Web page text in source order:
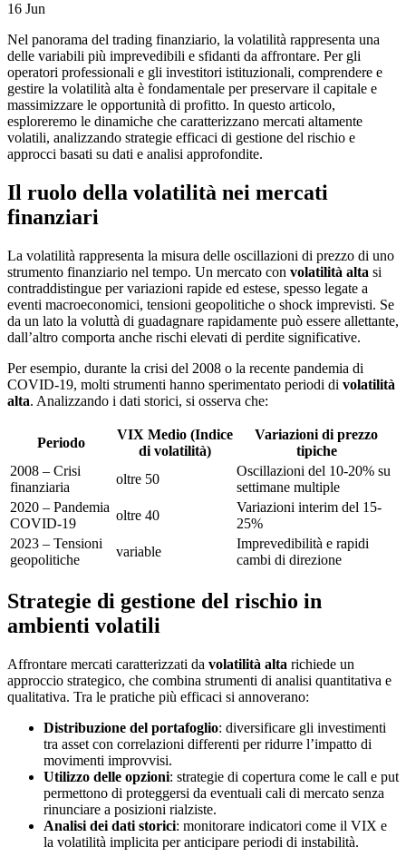
16 Jun
Nel panorama del trading finanziario, la volatilità rappresenta una
delle variabili più imprevedibili e sfidanti da affrontare. Per gli
operatori professionali e gli investitori istituzionali, comprendere e
gestire la volatilità alta è fondamentale per preservare il capitale e
massimizzare le opportunità di profitto. In questo articolo,
esploreremo le dinamiche che caratterizzano mercati altamente
volatili, analizzando strategie efficaci di gestione del rischio e
approcci basati su dati e analisi approfondite.
Il ruolo della volatilità nei mercati
finanziari
La volatilità rappresenta la misura delle oscillazioni di prezzo di uno
strumento finanziario nel tempo. Un mercato con volatilità alta si
contraddistingue per variazioni rapide ed estese, spesso legate a
eventi macroeconomici, tensioni geopolitiche o shock imprevisti. Se
da un lato la voluttà di guadagnare rapidamente può essere allettante,
dall’altro comporta anche rischi elevati di perdite significative.
Per esempio, durante la crisi del 2008 o la recente pandemia di
COVID-19, molti strumenti hanno sperimentato periodi di volatilità
alta. Analizzando i dati storici, si osserva che:
Periodo
VIX Medio (Indice
di volatilità)
Variazioni di prezzo
tipiche
2008 – Crisi
finanziaria
oltre 50
Oscillazioni del 10-20% su
settimane multiple
2020 – Pandemia
COVID-19
oltre 40
Variazioni interim del 15-
25%
2023 – Tensioni
geopolitiche
variable
Imprevedibilità e rapidi
cambi di direzione
Strategie di gestione del rischio in
ambienti volatili
Affrontare mercati caratterizzati da volatilità alta richiede un
approccio strategico, che combina strumenti di analisi quantitativa e
qualitativa. Tra le pratiche più efficaci si annoverano:
Distribuzione del portafoglio: diversificare gli investimenti
tra asset con correlazioni differenti per ridurre l’impatto di
movimenti improvvisi.
Utilizzo delle opzioni: strategie di copertura come le call e put
permettono di proteggersi da eventuali cali di mercato senza
rinunciare a posizioni rialziste.
Analisi dei dati storici: monitorare indicatori come il VIX e
la volatilità implicita per anticipare periodi di instabilità.